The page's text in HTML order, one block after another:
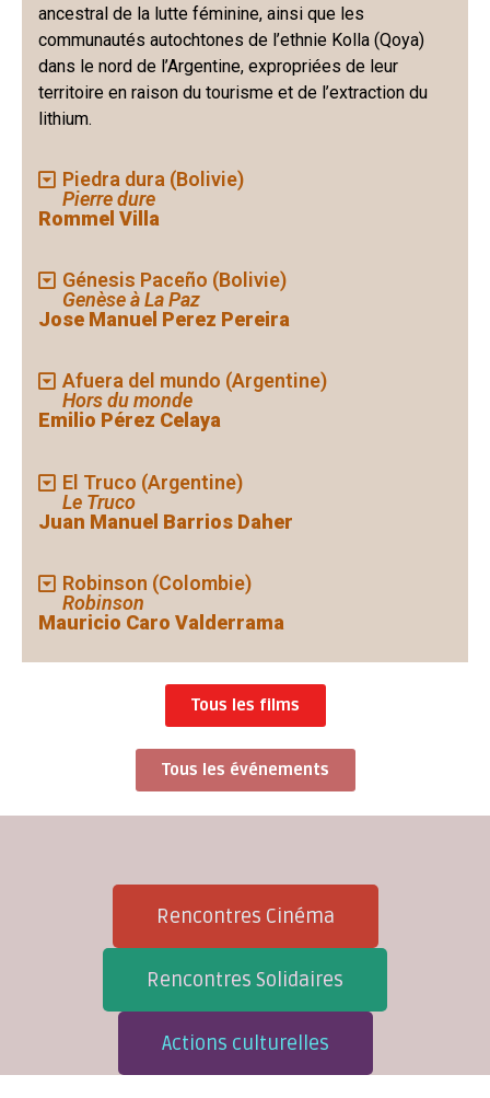
ancestral de la lutte féminine, ainsi que les
communautés autochtones de l’ethnie Kolla (Qoya)
dans le nord de l’Argentine, expropriées de leur
territoire en raison du tourisme et de l’extraction du
lithium.
Piedra dura (Bolivie)
Pierre dure
Rommel Villa
Génesis Paceño (Bolivie)
Genèse à La Paz
Jose Manuel Perez Pereira
Afuera del mundo (Argentine)
Hors du monde
Emilio Pérez Celaya
El Truco (Argentine)
Le Truco
Juan Manuel Barrios Daher
Robinson (Colombie)
Robinson
Mauricio Caro Valderrama
Tous les films
Tous les événements
Rencontres Cinéma
Rencontres Solidaires
Actions culturelles